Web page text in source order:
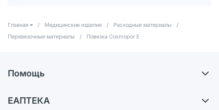
Главная / Медицинские изделия / Расходные материалы
/
Перевязочные материалы
/ Повязка Cosmopor Е
Помощь
Самовывоз из аптек
ЕАПТЕКА